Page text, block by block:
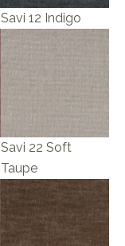
Savi 12 Indigo
Savi 22 Soft
Taupe